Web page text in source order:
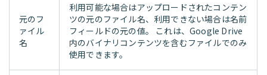
元のフ
ァイル
名
利用可能な場合はアップロードされたコンテン
ツの元のファイル名、利用できない場合は名前
フィールドの元の値。 これは、Google Drive
内のバイナリコンテンツを含むファイルでのみ
使用できます。